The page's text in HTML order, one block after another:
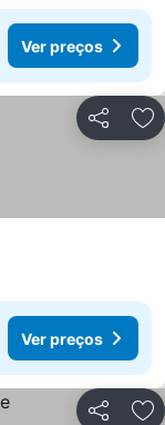
Ver preços
Partilhar
Ver preços
Partilhar